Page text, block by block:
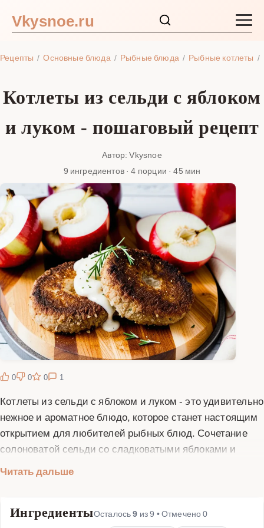
Vkysnoe.ru
Рецепты Основные блюда Рыбные блюда Рыбные котлеты
Котлеты из сельди с яблоком
и луком - пошаговый рецепт
Автор: Vkysnoe
9 ингредиентов · 4 порции · 45 мин
0 0 0 1
Котлеты из сельди с яблоком и луком - это удивительно
нежное и ароматное блюдо, которое станет настоящим
открытием для любителей рыбных блюд. Сочетание
солоноватой сельди со сладковатыми яблоками и
вкусов. Такие котлеты получаются сочными, с приятной
для этого блюда служит качественная сельдь. Лучше
Читать дальше
ИнгредиентыОсталось9 из9 • Отмечено0